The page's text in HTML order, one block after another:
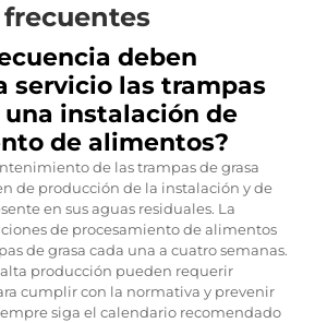
deben
servicio las trampas
una instalación de
de alimentos?
de las trampas de grasa
de producción de la instalación y de
en sus aguas residuales. La
de procesamiento de alimentos
de grasa cada una a cuatro semanas.
producción pueden requerir
cumplir con la normativa y prevenir
siga el calendario recomendado